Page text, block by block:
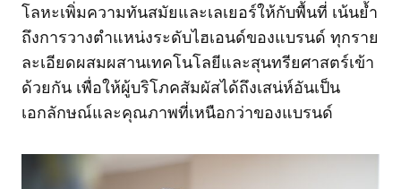
โลหะเพิ่มความทันสมัยและเลเยอร์ให้กับพื้นที่ เน้นย้ำ
ถึงการวางตําแหน่งระดับไฮเอนด์ของแบรนด์ ทุกราย
ละเอียดผสมผสานเทคโนโลยีและสุนทรียศาสตร์เข้า
ด้วยกัน เพื่อให้ผู้บริโภคสัมผัสได้ถึงเสน่ห์อันเป็น
เอกลักษณ์และคุณภาพที่เหนือกว่าของแบรนด์